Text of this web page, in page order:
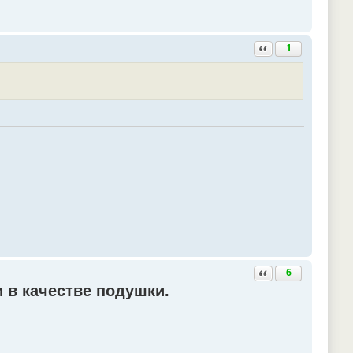
Ответить с цитатой
1
Ответить с цитатой
6
в качестве подушки.